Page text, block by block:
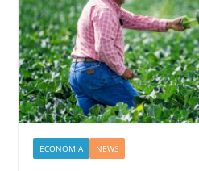
ECONOMIA NEWS